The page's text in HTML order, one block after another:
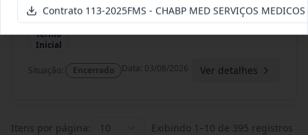
2023
Termo
Inicial
prestação de serviços de...
Situação: Encerrado Data: 03/08/2026 Ver detalhes
Itens por página: 10 Exibindo 1 –10 de 395 registros
Contrato 113-2025FMS - CHABP MED SERVIÇOS